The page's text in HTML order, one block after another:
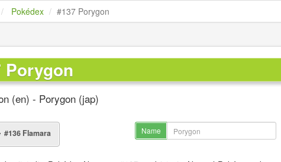
Pokédex #137 Porygon
Porygon
(en) - Porygon (jap)
#136 Flamara Name